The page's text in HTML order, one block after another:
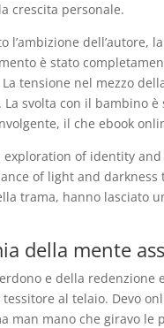
crescita personale.
l’ambizione dell’autore,
è stato
La tensione nel mezzo
La svolta con il bambino
il che ebook
exploration of identity
of light and
trama, hanno lasciato
della mente
e della redenzione
al telaio. Devo
man mano che giravo le